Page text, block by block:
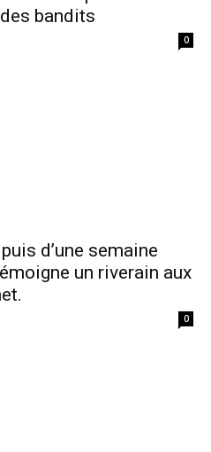
bandits
0
d’une semaine
un riverain aux
0